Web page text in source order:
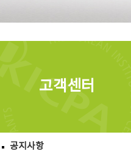
고객센터
공지사항